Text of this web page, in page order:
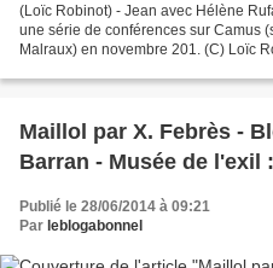
(Loïc Robinot) - Jean avec Hélène
une série de conférences sur Camus
Malraux) en novembre 201. (C) Loïc
Maillol par X. Febrès -
Barran - Musée de l'exil
Publié le 28/06/2014 à 09:21
Par leblogabonnel